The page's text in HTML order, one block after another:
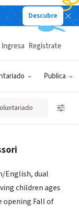
Descubre
Publica
Ingresa Regístrate
English, dual
children ages
opening Fall of